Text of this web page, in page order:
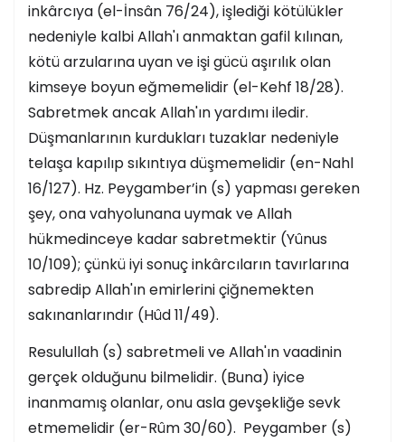
inkârcıya (el-İnsân 76/24), işlediği kötülükler
nedeniyle kalbi Allah'ı anmaktan gafil kılınan,
kötü arzularına uyan ve işi gücü aşırılık olan
kimseye boyun eğmemelidir (el-Kehf 18/28).
Sabretmek ancak Allah'ın yardımı iledir.
Düşmanlarının kurdukları tuzaklar nedeniyle
telaşa kapılıp sıkıntıya düşmemelidir (en-Nahl
16/127). Hz. Peygamber’in (s) yapması gereken
şey, ona vahyolunana uymak ve Allah
hükmedinceye kadar sabretmektir (Yûnus
10/109); çünkü iyi sonuç inkârcıların tavırlarına
sabredip Allah'ın emirlerini çiğnemekten
sakınanlarındır (Hûd 11/49).
Resulullah (s) sabretmeli ve Allah'ın vaadinin
gerçek olduğunu bilmelidir. (Buna) iyice
inanmamış olanlar, onu asla gevşekliğe sevk
etmemelidir (er-Rûm 30/60). Peygamber (s)